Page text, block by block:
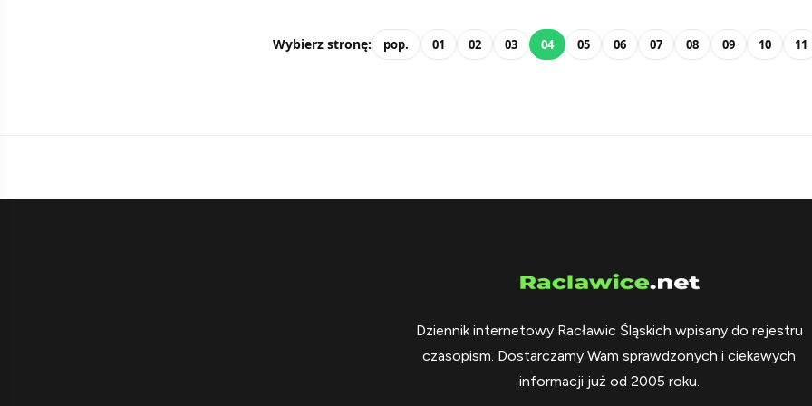
Wybierz stronę: pop. 01 02 03 04 05 06 07 08 09 10 11
Dziennik internetowy Racławic Śląskich wpisany do rejestru
czasopism. Dostarczamy Wam sprawdzonych i ciekawych
informacji już od 2005 roku.